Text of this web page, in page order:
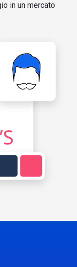
in un mercato